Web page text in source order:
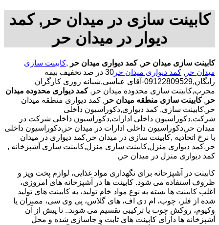
کابینت سازی در میدان حر, کمد
دیوار در میدان حر
کابینت سازی میدان حر ,کمد دیواری میدان حر ,کابینت سازی
میدان حر , کمد دیواری میدان حر
30 در صد تخفیف بیمه
رایگان,09122809529-آقای عباسی,شبانه روزی کارگران
مجرب,کابینت سازی محدوده میدان حر,کمد دیواری محدوده میدان
حر , کابینت سازی منطقه میدان حر , کمد دیواری منطقه میدان
حر,کابینت سازی, کمد دیواری,دکوراسیون داخلی
شرکت,دکوراسیون داخلی ادارات,دکوراسیون داخلی شرکت در
میدان حر,دکوراسیون داخلی ادارات در میدان حر,دکوراسیون داخلی
با نرخ اتحادیه ,کابینت سازی در میدان حر,کمد دیواری در میدان
حر,کمد دیواری منزل,کابینت سازی منزل,کابینت سازی آشپزخانه ,
کمد دیواری منزل در میدان حر,
کابینت در آشپزخانه برای نگهداری مواد غذایی، لوازم پخت وپز و
ظروف استفاده می شود. کابینت ها در آشپزخانه های امروزی،
اغلب کابینت ها بسته به نوع مواد خام تولید، به کابینت های تولید
شده از فلز، چوب، ام دی اف، های گلاس، پی وی سی، ممبران یا
وکیوم، روکش چوب یا ترکیبی تقسیم می شوند.. تا پیش از آن
آشپزخانه ها دارای کابینت های ثابت و جاسازی شده و محل